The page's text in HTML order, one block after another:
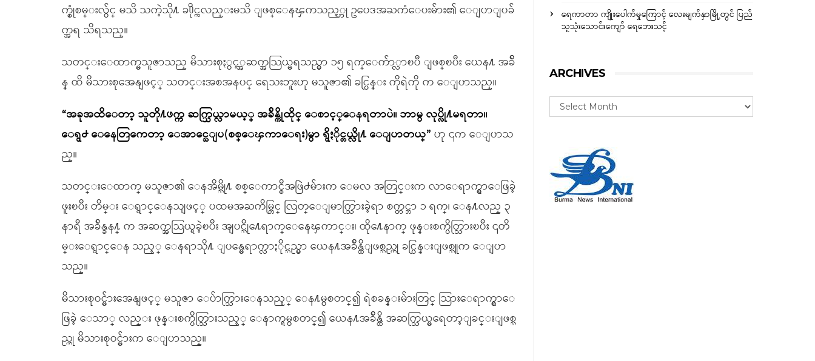
က္စုံစမ္းလွ်င္ မသိ သကဲ့သို႔ ခ႐ိုင္ကလည္းမသိ ျဖစ္ေနၾကသည့္ဟု ဥပေဒအႀကံေပးမ်ား၏ ေျပာျပခ်
က္အရ သိရသည္။
သတင္းေထာက္မသူဇာသည္ မိသားစုႏွင့္အဆက္အသြယ္မရသည္မွာ ၁၅ ရက္ေက်ာ္လာၿပီ ျဖစ္ၿပီး ယေန႔ အခ်ိ
န္ ထိ မိသားစုအေနျဖင့္ သတင္းအစအနပင္ ရေသးဘူးဟု မသူဇာ၏ ခင္ပြန္း ကိုရဲကို က ေျပာသည္။
“အခုအထိေတာ့ သူတို႔ဖက္က ဆက္သြယ္လာမယ့္ အခ်ိန္ကိုထိုင္ ေစာင့္ေနရတာပဲ။ ဘာမွ လုပ္လို႔မရတာ။
ေရွ႕ ေနေတြကေတာ့ ေအာင္သေျပ(စစ္ေၾကာေရး)မွာ ရွိႏိုင္တယ္လို႔ ေျပာတယ္” ဟု ၎က ေျပာသ
ည္။
သတင္းေထာက္ မသူဇာ၏ ေနအိမ္သို႔ စစ္ေကာင္စီအဖြဲ႕မ်ားက ေမလ အတြင္းက လာေရာက္ရွာေဖြခဲ့
ဖူးၿပီး တိမ္း ေရွာင္ေနသျဖင့္ ပထမအႀကိမ္တြင္ လြတ္ေျမာက္သြားခဲ့ရာ စက္တင္ဘာ ၁ ရက္၊ ေန႔လည္ ၃
နာရီ အခ်ိန္ခန႔္ က အဆက္အသြယ္ရခဲ့ၿပီး အျပင္သို႔ေရာက္ေနေၾကာင္း၊ ထို႔ေနာက္ ဖုန္းစက္ပိတ္သြားၿပီး ၎တိ
မ္းေရွာင္ေန သည့္ ေနရာသို႔ ျပန္မေရာက္လာႏိုင္သည္မွာ ယေန႔အခ်ိန္ထိျဖစ္သည္ဟု ခင္ပြန္းျဖစ္သူက ေျပာ
သည္။
မိသားစုဝင္မ်ားအေနျဖင့္ မသူဇာ ေပ်ာက္သြားေနသည့္ ေန႔မွစတင္၍ ရဲစခန္းမ်ားတြင္ သြားေရာက္ရွာေ
ဖြခဲ့ ေသာ္ လည္း ဖုန္းစက္ပိတ္သြားသည့္ ေနာက္ရမွစတင္၍ ယေန႔အခ်ိန္ထိ အဆက္သြယ္မရေတာ့ျခင္းျဖစ္သ
ည္ဟု မိသားစုဝင္မ်ားက ေျပာသည္။
ရေကာတာ ကျိုးပေါက်မှုကြောင့် လေးမျက်နှာမြို့တွင် ပြည်
သူသုံးသောင်းကျော် ရေဘေးသင့်
ARCHIVES